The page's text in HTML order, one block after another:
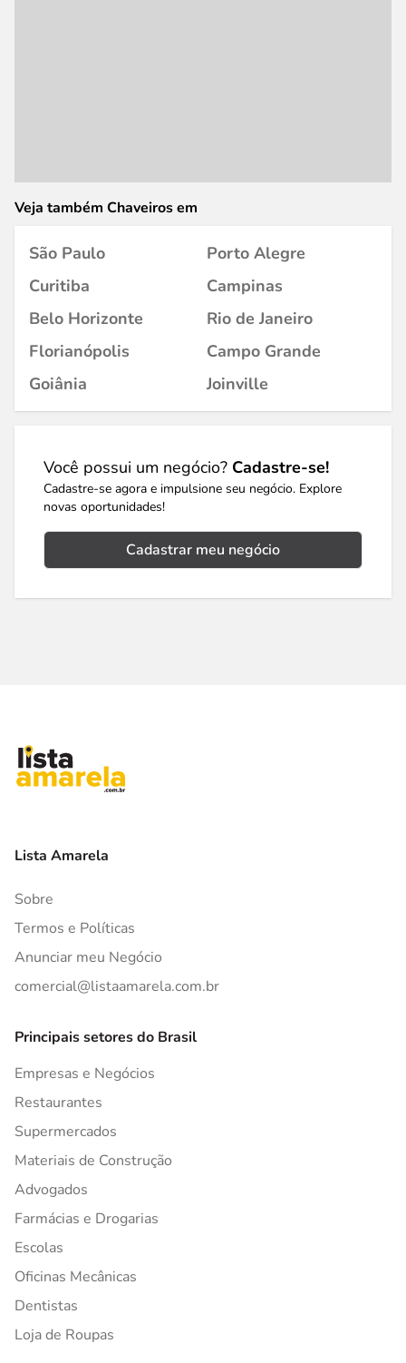
Veja também Chaveiros em
São Paulo
Porto Alegre
Curitiba
Campinas
Belo Horizonte
Rio de Janeiro
Florianópolis
Campo Grande
Goiânia
Joinville
Você possui um negócio? Cadastre-se!
Cadastre-se agora e impulsione seu negócio. Explore
novas oportunidades!
Cadastrar meu negócio
Lista Amarela
Sobre
Termos e Políticas
Anunciar meu Negócio
comercial@listaamarela.com.br
Principais setores do Brasil
Empresas e Negócios
Restaurantes
Supermercados
Materiais de Construção
Advogados
Farmácias e Drogarias
Escolas
Oficinas Mecânicas
Dentistas
Loja de Roupas